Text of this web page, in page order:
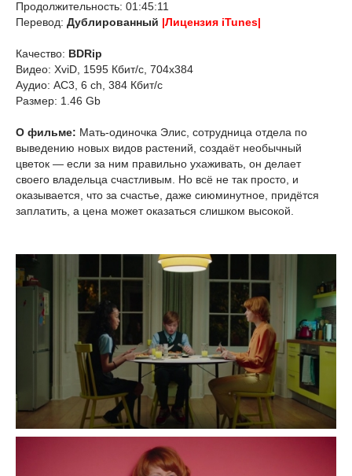
Продолжительность: 01:45:11
Перевод: Дублированный |Лицензия iTunes|
Качество: BDRip
Видео: XviD, 1595 Кбит/с, 704x384
Аудио: AC3, 6 ch, 384 Кбит/с
Размер: 1.46 Gb
О фильме: Мать-одиночка Элис, сотрудница отдела по
выведению новых видов растений, создаёт необычный
цветок — если за ним правильно ухаживать, он делает
своего владельца счастливым. Но всё не так просто, и
оказывается, что за счастье, даже сиюминутное, придётся
заплатить, а цена может оказаться слишком высокой.